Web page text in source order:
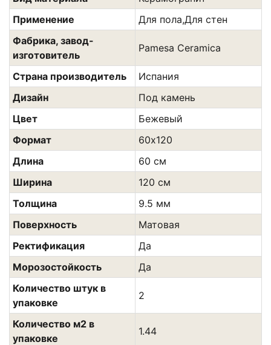
Применение
Для пола,Для стен
Фабрика, завод-
изготовитель
Pamesa Ceramica
Страна производитель
Испания
Дизайн
Под камень
Цвет
Бежевый
Формат
60х120
Длина
60 см
Ширина
120 см
Толщина
9.5 мм
Поверхность
Матовая
Ректификация
Да
Морозостойкость
Да
Количество штук в
упаковке
2
Количество м2 в
упаковке
1.44